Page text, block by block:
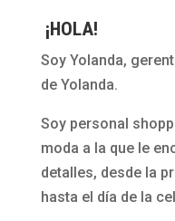
¡HOLA!
Soy Yolanda,
de Yolanda.
Soy personal
moda a la que le
detalles, desde la
hasta el día de la